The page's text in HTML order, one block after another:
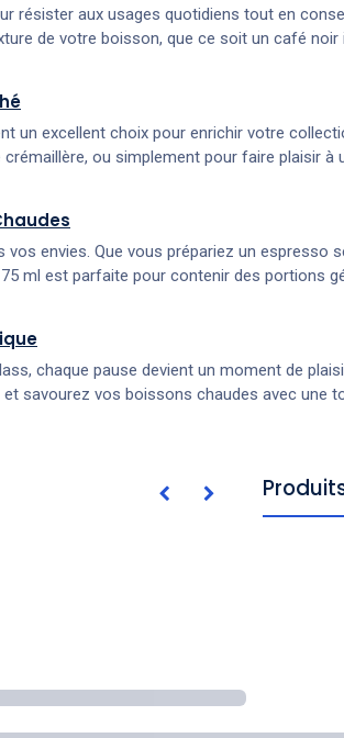
résister aux usages quotidiens tout en
de votre boisson, que ce soit un café
un excellent choix pour enrichir votre
ou simplement pour faire plaisir
envies. Que vous prépariez un
ml est parfaite pour contenir des portions
chaque pause devient un moment de
savourez vos boissons chaudes avec une